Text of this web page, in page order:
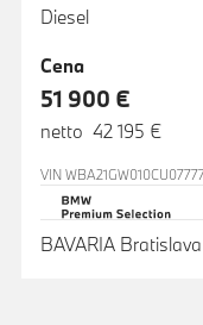
Diesel
Cena
51 900 €
netto 42 195 €
VIN
BAVARIA